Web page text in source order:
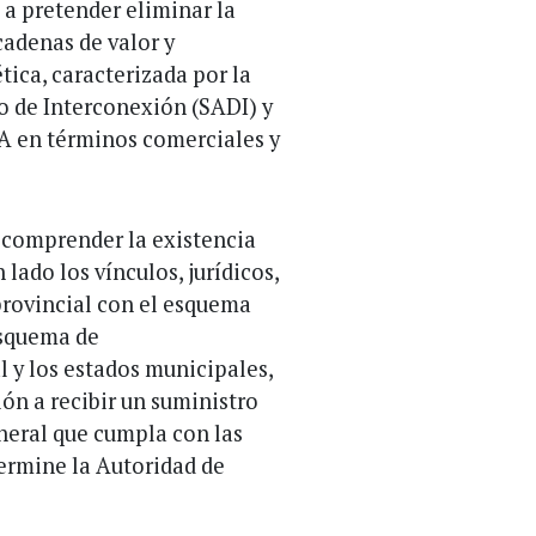
pretender eliminar la
de valor y
caracterizada por la
de Interconexión (SADI) y
en términos comerciales y
la existencia
lado los vínculos, jurídicos,
con el esquema
de
los estados municipales,
a recibir un suministro
que cumpla con las
la Autoridad de